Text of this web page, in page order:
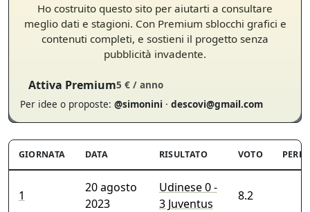
Grafico delle prestazioni di Wojciech Szczesny durante la
stagione 2023-24
Ho costruito questo sito per aiutarti a consultare
meglio dati e stagioni. Con Premium sblocchi grafici e
contenuti completi, e sostieni il progetto senza
pubblicità invadente.
Attiva Premium5 € / anno
Per idee o proposte: @simonini · descovi@gmail.com
GIORNATA DATA RISULTATO VOTO
1
20 agosto
2023
Udinese 0 -
3 Juventus
8.2